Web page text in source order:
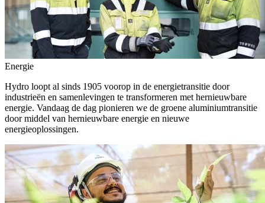
Energie
Hydro loopt al sinds 1905 voorop in de energietransitie door
industrieën en samenlevingen te transformeren met hernieuwbare
energie. Vandaag de dag pionieren we de groene aluminiumtransitie
door middel van hernieuwbare energie en nieuwe
energieoplossingen.